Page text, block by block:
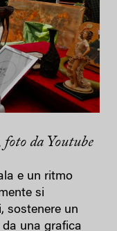
da Youtube
e un ritmo
si
sostenere un
una grafica